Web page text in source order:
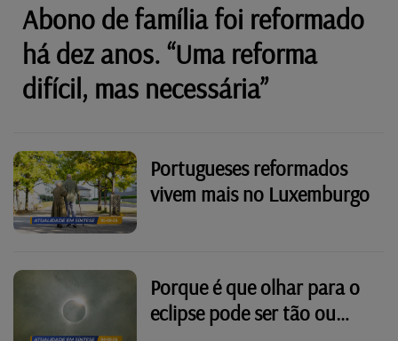
Abono de família foi reformado
há dez anos. “Uma reforma
difícil, mas necessária”
Portugueses reformados
vivem mais no Luxemburgo
Porque é que olhar para o
eclipse pode ser tão ou